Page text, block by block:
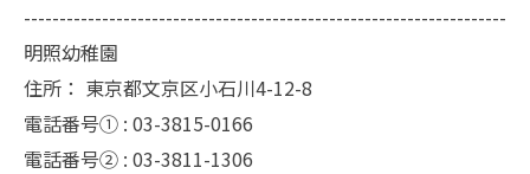
--------------------------------------------------------------------
明照幼稚園
住所： 東京都文京区小石川4-12-8
電話番号① : 03-3815-0166
電話番号② : 03-3811-1306